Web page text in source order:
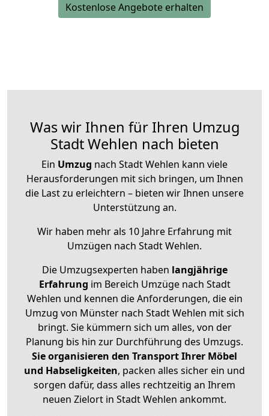
Kostenlose Angebote erhalten
Was wir Ihnen für Ihren Umzug
Stadt Wehlen nach bieten
Ein Umzug nach Stadt Wehlen kann viele
Herausforderungen mit sich bringen, um Ihnen
die Last zu erleichtern – bieten wir Ihnen unsere
Unterstützung an.
Wir haben mehr als 10 Jahre Erfahrung mit
Umzügen nach Stadt Wehlen.
Die Umzugsexperten haben langjährige
Erfahrung im Bereich Umzüge nach Stadt
Wehlen und kennen die Anforderungen, die ein
Umzug von Münster nach Stadt Wehlen mit sich
bringt. Sie kümmern sich um alles, von der
Planung bis hin zur Durchführung des Umzugs.
Sie organisieren den Transport Ihrer Möbel
und Habseligkeiten, packen alles sicher ein und
sorgen dafür, dass alles rechtzeitig an Ihrem
neuen Zielort in Stadt Wehlen ankommt.